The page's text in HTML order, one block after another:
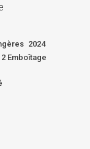
2024
Emboîtage